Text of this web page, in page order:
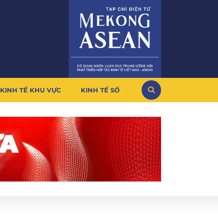
KINH TẾ KHU VỰC KINH TẾ SỐ